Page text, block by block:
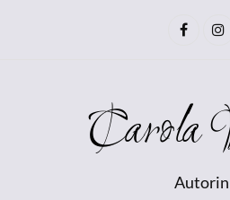
Carola
Autorin